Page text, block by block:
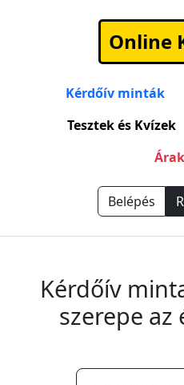
Online
Kérdőív minták
Tesztek és Kvízek
Belépés
Kérdőív
szerepe